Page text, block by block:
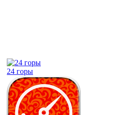
24 горы